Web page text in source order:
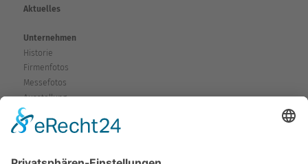
Aktuelles
Unternehmen
Historie
Firmenfotos
Messefotos
Ausstellung
Service
Garantie & Gewährleistung